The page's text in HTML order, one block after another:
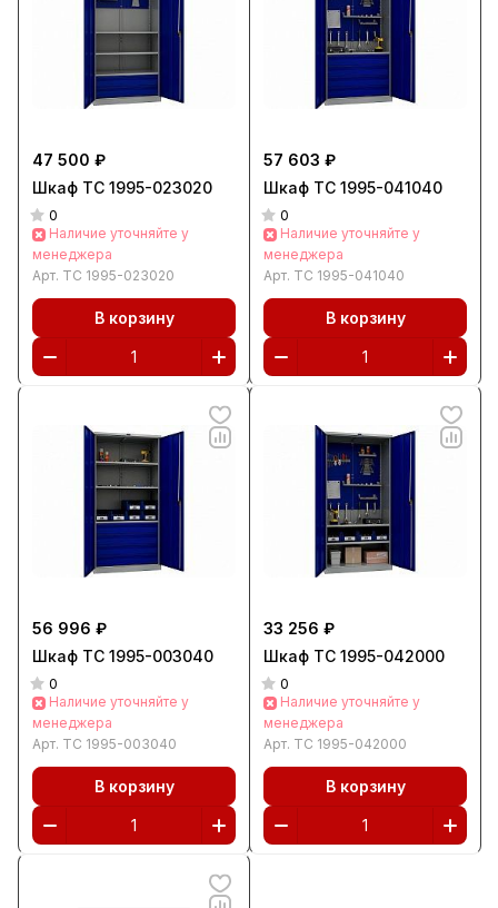
47 500 ₽
Шкаф ТС 1995-023020
0
Наличие уточняйте у
менеджера
Арт. ТС 1995-023020
В корзину
57 603 ₽
Шкаф ТС 1995-041040
0
Наличие уточняйте у
менеджера
Арт. ТС 1995-041040
В корзину
56 996 ₽
Шкаф ТС 1995-003040
0
Наличие уточняйте у
менеджера
Арт. ТС 1995-003040
В корзину
33 256 ₽
Шкаф ТС 1995-042000
0
Наличие уточняйте у
менеджера
Арт. ТС 1995-042000
В корзину